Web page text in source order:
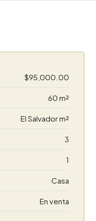
$95,000.00
60 m²
El Salvador m²
3
1
Casa
En venta